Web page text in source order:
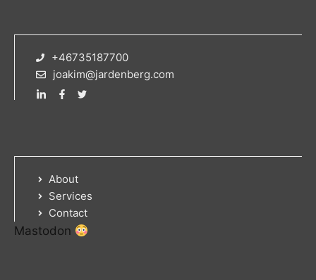
+46735187700
joakim@jardenberg.com
About
Services
Contact
Mastodon